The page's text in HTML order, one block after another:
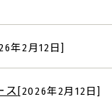
年2月12日]
ス[2026年2月12日]